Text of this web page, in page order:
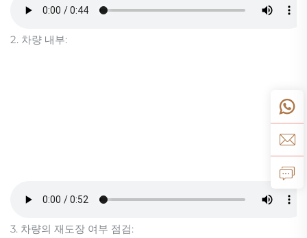
2. 차량 내부:
3. 차량의 재도장 여부 점검: